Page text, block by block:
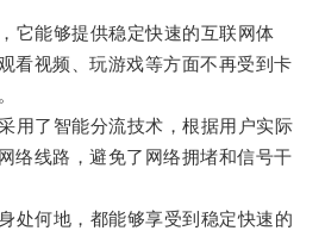
能够提供稳定快速的互联网体
看视频、玩游戏等方面不再受到卡
了智能分流技术，根据用户实际
络线路，避免了网络拥堵和信号干
何地，都能够享受到稳定快速的